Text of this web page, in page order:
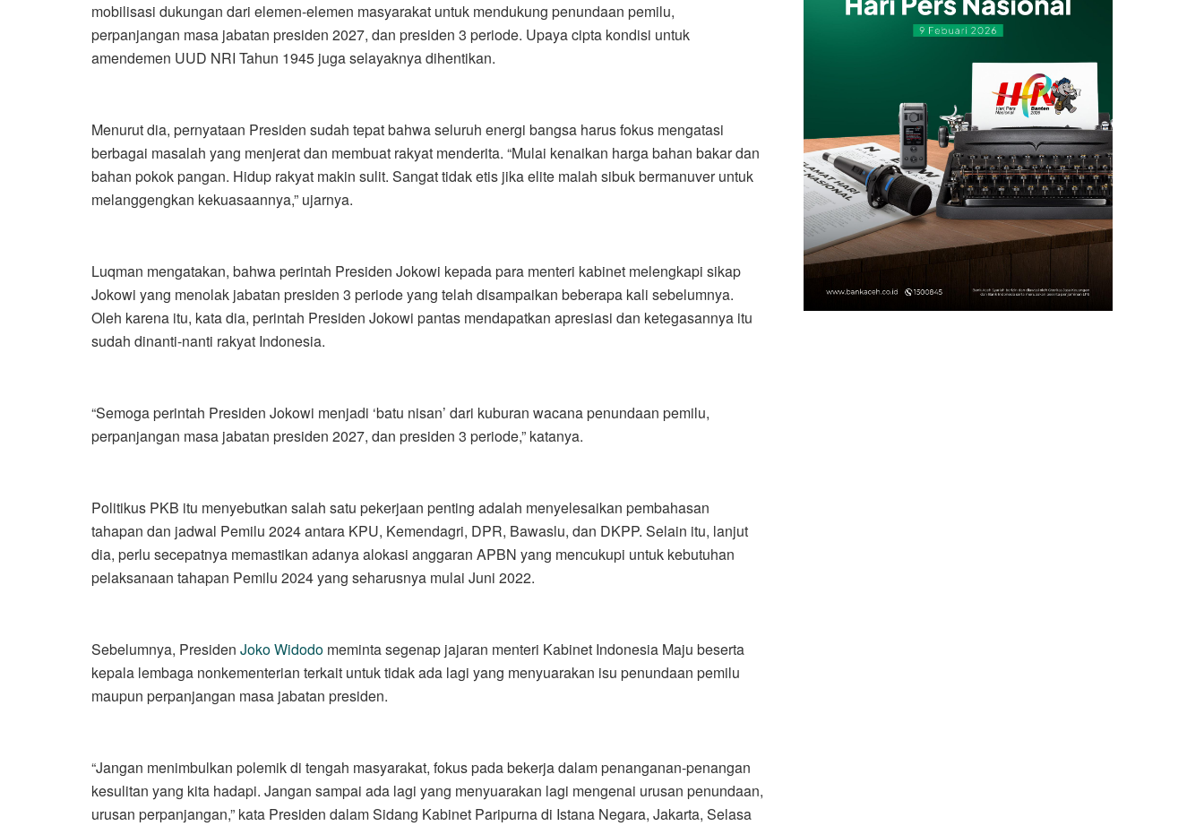
mobilisasi dukungan dari elemen-elemen masyarakat untuk mendukung penundaan pemilu,
perpanjangan masa jabatan presiden 2027, dan presiden 3 periode. Upaya cipta kondisi untuk
amendemen UUD NRI Tahun 1945 juga selayaknya dihentikan.
Menurut dia, pernyataan Presiden sudah tepat bahwa seluruh energi bangsa harus fokus mengatasi
berbagai masalah yang menjerat dan membuat rakyat menderita. “Mulai kenaikan harga bahan bakar dan
bahan pokok pangan. Hidup rakyat makin sulit. Sangat tidak etis jika elite malah sibuk bermanuver untuk
melanggengkan kekuasaannya,” ujarnya.
Luqman mengatakan, bahwa perintah Presiden Jokowi kepada para menteri kabinet melengkapi sikap
Jokowi yang menolak jabatan presiden 3 periode yang telah disampaikan beberapa kali sebelumnya.
Oleh karena itu, kata dia, perintah Presiden Jokowi pantas mendapatkan apresiasi dan ketegasannya itu
sudah dinanti-nanti rakyat Indonesia.
“Semoga perintah Presiden Jokowi menjadi ‘batu nisan’ dari kuburan wacana penundaan pemilu,
perpanjangan masa jabatan presiden 2027, dan presiden 3 periode,” katanya.
Politikus PKB itu menyebutkan salah satu pekerjaan penting adalah menyelesaikan pembahasan
tahapan dan jadwal Pemilu 2024 antara KPU, Kemendagri, DPR, Bawaslu, dan DKPP. Selain itu, lanjut
dia, perlu secepatnya memastikan adanya alokasi anggaran APBN yang mencukupi untuk kebutuhan
pelaksanaan tahapan Pemilu 2024 yang seharusnya mulai Juni 2022.
Sebelumnya, Presiden Joko Widodo meminta segenap jajaran menteri Kabinet Indonesia Maju beserta
kepala lembaga nonkementerian terkait untuk tidak ada lagi yang menyuarakan isu penundaan pemilu
maupun perpanjangan masa jabatan presiden.
“Jangan menimbulkan polemik di tengah masyarakat, fokus pada bekerja dalam penanganan-penangan
kesulitan yang kita hadapi. Jangan sampai ada lagi yang menyuarakan lagi mengenai urusan penundaan,
urusan perpanjangan,” kata Presiden dalam Sidang Kabinet Paripurna di Istana Negara, Jakarta, Selasa